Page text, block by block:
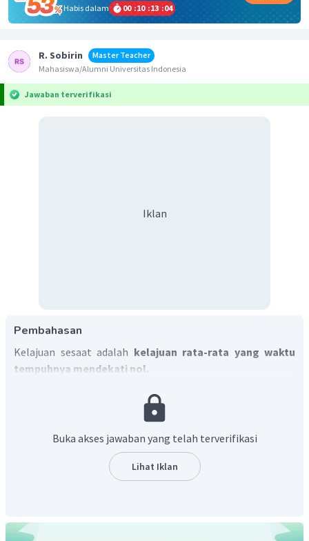
Habis dalam
00 :10 :13 :03
R. Sobirin
Master Teacher
Mahasiswa/Alumni Universitas Indonesia
Jawaban terverifikasi
Iklan
Pembahasan
Kelajuan sesaat adalah kelajuan rata-rata yang waktu
tempuhnya mendekati nol.
Buka akses jawaban yang telah terverifikasi
Lihat Iklan